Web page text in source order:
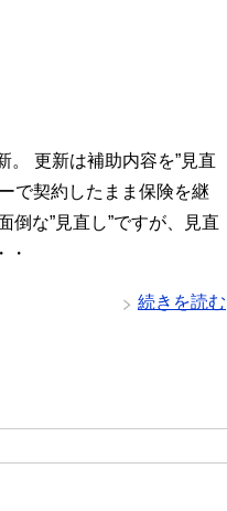
。 更新は補助内容を”見直
で契約したまま保険を継
倒な”見直し”ですが、見直
・
続きを読む